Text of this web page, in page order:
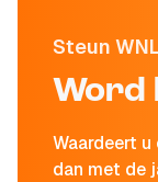
Steun
Word
Waardeert u
dan met de